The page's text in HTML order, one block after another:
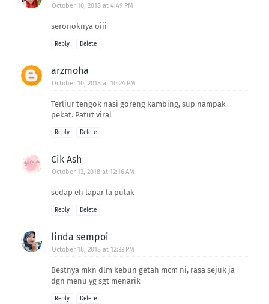
October 10, 2018 at 4:49 PM
seronoknya oiii
Reply Delete
arzmoha
October 10, 2018 at 10:24 PM
Terliur tengok nasi goreng kambing, sup nampak
pekat. Patut viral
Reply Delete
Cik Ash
October 13, 2018 at 12:16 AM
sedap eh lapar la pulak
Reply Delete
linda sempoi
October 18, 2018 at 12:33 PM
Bestnya mkn dlm kebun getah mcm ni, rasa sejuk ja
dgn menu yg sgt menarik
Reply Delete